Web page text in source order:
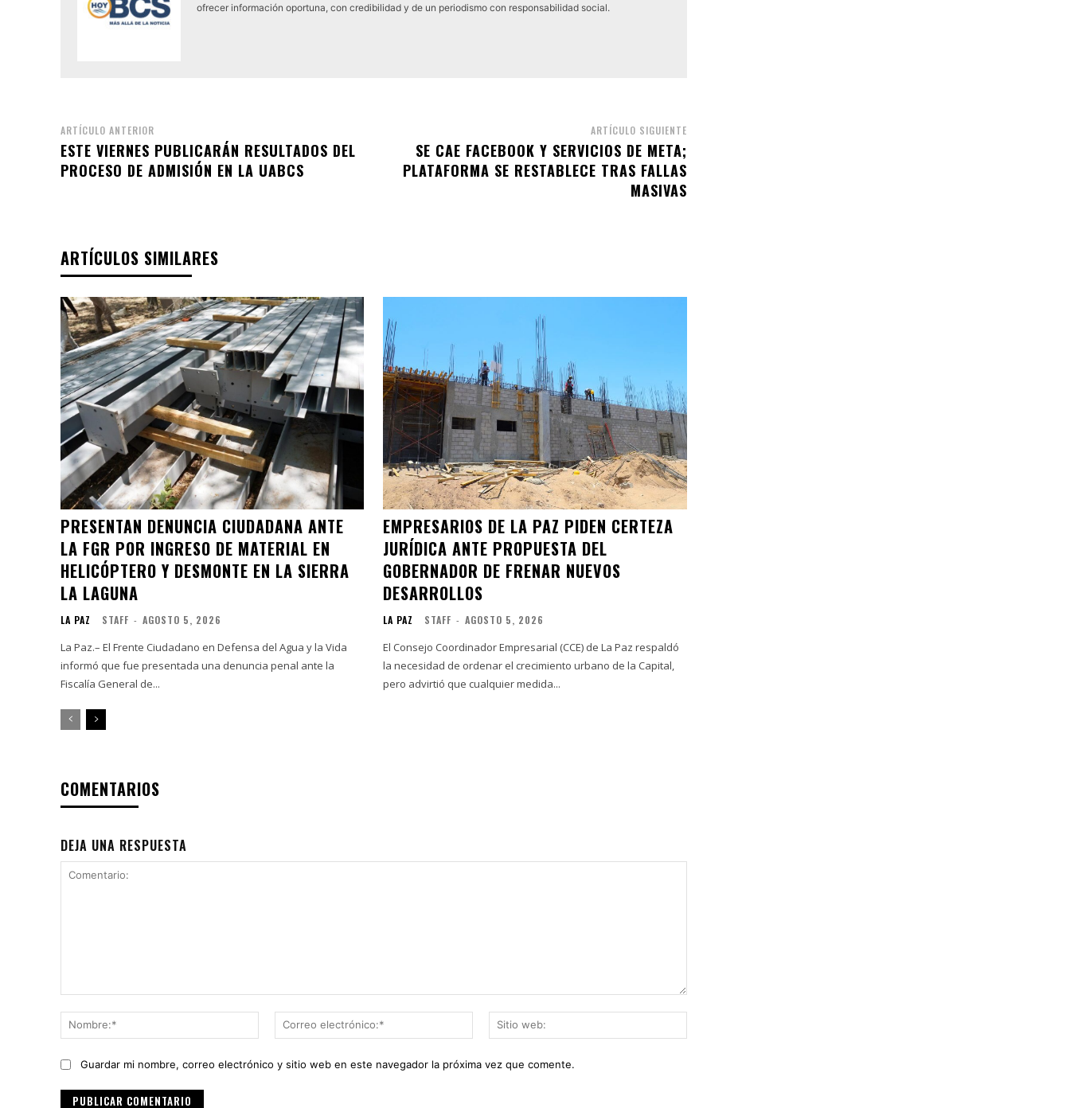
ofrecer información oportuna, con credibilidad y de un periodismo con responsabilidad social.
ARTÍCULO ANTERIOR
ESTE VIERNES PUBLICARÁN RESULTADOS DEL
PROCESO DE ADMISIÓN EN LA UABCS
ARTÍCULO SIGUIENTE
SE CAE FACEBOOK Y SERVICIOS DE META;
PLATAFORMA SE RESTABLECE TRAS FALLAS
MASIVAS
ARTÍCULOS SIMILARES
PRESENTAN DENUNCIA CIUDADANA ANTE
LA FGR POR INGRESO DE MATERIAL EN
HELICÓPTERO Y DESMONTE EN LA SIERRA
LA LAGUNA
LA PAZ STAFF - AGOSTO 5, 2026
La Paz.– El Frente Ciudadano en Defensa del Agua y la Vida
informó que fue presentada una denuncia penal ante la
Fiscalía General de...
EMPRESARIOS DE LA PAZ PIDEN CERTEZA
JURÍDICA ANTE PROPUESTA DEL
GOBERNADOR DE FRENAR NUEVOS
DESARROLLOS
LA PAZ STAFF - AGOSTO 5, 2026
El Consejo Coordinador Empresarial (CCE) de La Paz respaldó
la necesidad de ordenar el crecimiento urbano de la Capital,
pero advirtió que cualquier medida...
COMENTARIOS
DEJA UNA RESPUESTA
Nombre:*
Correo
electrónico:*
web:
Guardar mi nombre, correo electrónico y sitio web en este navegador la próxima vez que comente.